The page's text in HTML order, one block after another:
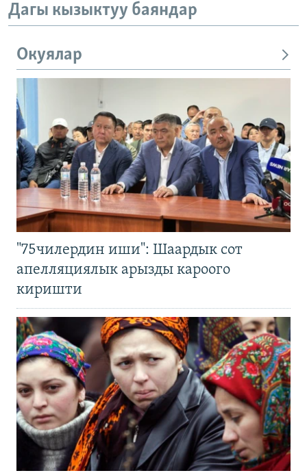
Дагы кызыктуу баяндар
Окуялар
"75чилердин иши": Шаардык сот
апелляциялык арызды кароого
киришти